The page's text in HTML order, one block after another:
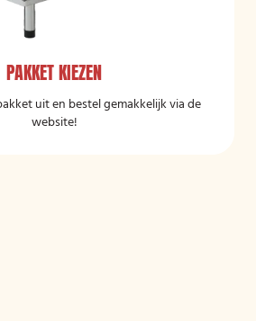
PAKKET KIEZEN
uit en bestel gemakkelijk via de
website!